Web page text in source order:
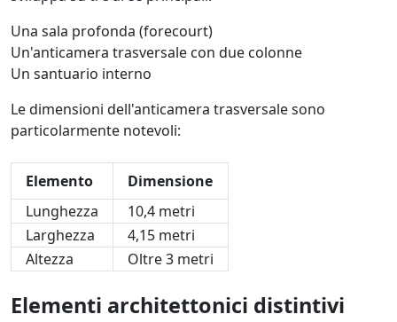
Una sala profonda (forecourt)
Un'anticamera trasversale con due colonne
Un santuario interno
Le dimensioni dell'anticamera trasversale sono
particolarmente notevoli:
Elemento
Dimensione
Lunghezza
10,4 metri
Larghezza
4,15 metri
Altezza
Oltre 3 metri
Elementi architettonici distintivi